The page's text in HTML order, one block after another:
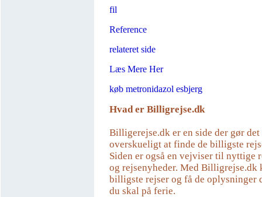
fil
Reference
relateret side
Læs Mere Her
køb metronidazol esbjerg
Hvad er Billigrejse.dk
Billigerejse.dk er en side der gør det
overskueligt at finde de billigste
Siden er også en vejviser til nyttige
og rejsenyheder. Med Billigrejse.dk
billigste rejser og få de oplysninger
du skal på ferie.